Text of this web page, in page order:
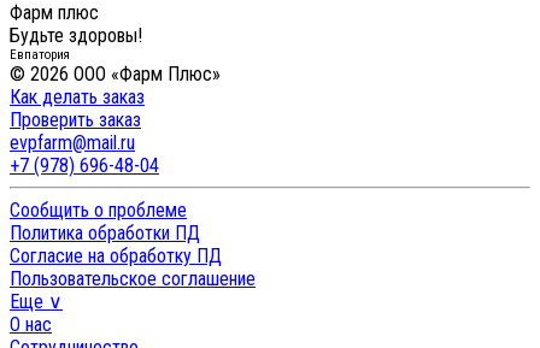
Фарм плюс
Будьте здоровы!
Евпатория
© 2026 ООО «Фарм Плюс»
Как делать заказ
Проверить заказ
evpfarm@mail.ru
+7 (978) 696-48-04
Сообщить о проблеме
Политика обработки ПД
Согласие на обработку ПД
Пользовательское соглашение
Еще ∨
О нас